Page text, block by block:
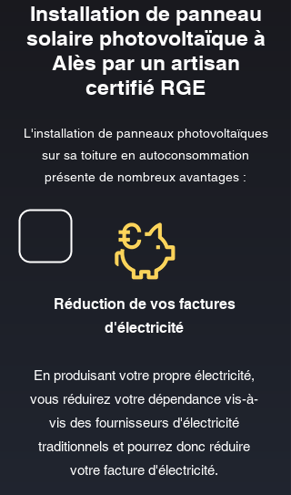
Installation de panneau
solaire photovoltaïque à
Alès par un artisan
certifié RGE
L'installation de panneaux photovoltaïques
sur sa toiture en autoconsommation
présente de nombreux avantages :
Réduction de vos factures
d'électricité
En produisant votre propre électricité,
vous réduirez votre dépendance vis-à-
vis des fournisseurs d'électricité
traditionnels et pourrez donc réduire
votre facture d'électricité.